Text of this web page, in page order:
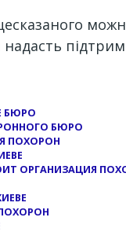
БЮРО
БЮРО
ПОХОРОН
ОРГАНИЗАЦИЯ